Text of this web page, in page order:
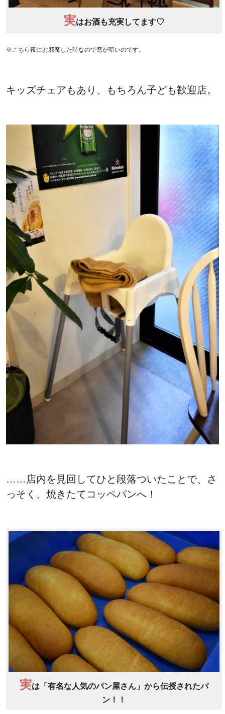
実はお酒も充実してます♡
※こちら夜にお邪魔した時なので窓が暗いのです。
キッズチェアもあり、もちろん子ども歓迎店。
……店内を見回してひと段落ついたことで、さ
っそく、焼きたてコッペパンへ！
実は「有名な人気のパン屋さん」から伝授されたパ
ン！！